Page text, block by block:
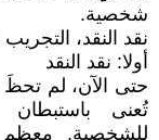
شخصية.
نقد النقد، التجريب
أولا: نقد النقد
حتى الآن، لم
تُعنى
للشخصية.